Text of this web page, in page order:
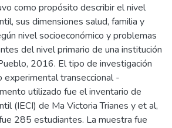
como propósito describir el nivel
sus dimensiones salud, familia y
nivel socioeconómico y problemas
del nivel primario de una institución
2016. El tipo de investigación
experimental transeccional -
utilizado fue el inventario de
(IECI) de Ma Victoria Trianes y et al,
285 estudiantes. La muestra fue